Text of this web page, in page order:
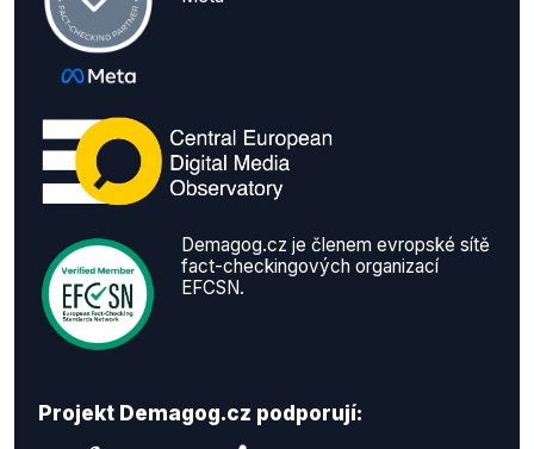
Demagog.cz je členem evropské sítě
fact-checkingových organizací
EFCSN.
Projekt Demagog.cz podporují: